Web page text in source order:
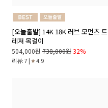
[오늘출발] 14K 18K 러브 모먼츠 트
레져 목걸이
504,000원 738,000원 32%
리뷰: 7 | 4.9